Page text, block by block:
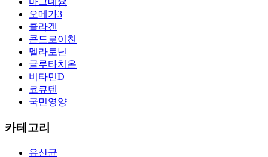
오메가3
콜라겐
콘드로이친
멜라토닌
글루타치온
비타민D
코큐텐
국민영양
카테고리
유산균